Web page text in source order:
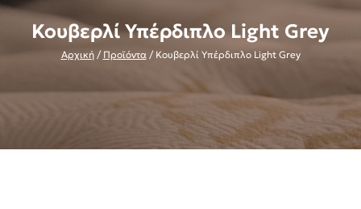
Κουβερλί Υπέρδιπλο Light Grey
Αρχική/ Προϊόντα/ Κουβερλί Υπέρδιπλο Light Grey